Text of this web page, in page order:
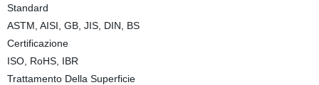
Standard
ASTM, AISI, GB, JIS, DIN, BS
Certificazione
ISO, RoHS, IBR
Trattamento Della Superficie